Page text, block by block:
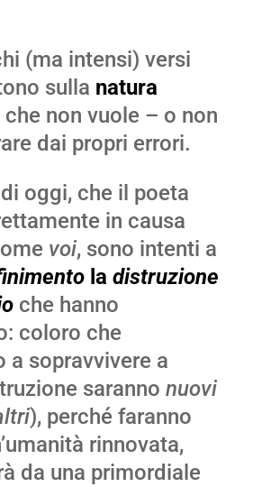
(ma intensi) versi
sulla natura
che non vuole – o non
dai propri errori.
oggi, che il poeta
in causa
voi, sono intenti a
la distruzione
che hanno
coloro che
a sopravvivere a
saranno nuovi
), perché faranno
rinnovata,
da una primordiale